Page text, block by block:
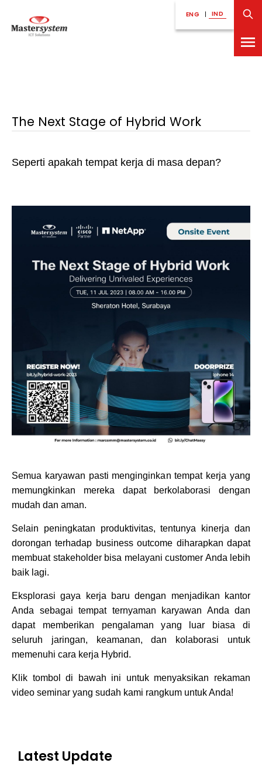
ENG | IND
The Next Stage of Hybrid Work
Seperti apakah tempat kerja di masa depan?
Semua karyawan pasti menginginkan tempat kerja yang
memungkinkan mereka dapat berkolaborasi dengan
mudah dan aman.
Selain peningkatan produktivitas, tentunya kinerja dan
dorongan terhadap business outcome diharapkan dapat
membuat stakeholder bisa melayani customer Anda lebih
baik lagi.
Eksplorasi gaya kerja baru dengan menjadikan kantor
Anda sebagai tempat ternyaman karyawan Anda dan
dapat memberikan pengalaman yang luar biasa di
seluruh jaringan, keamanan, dan kolaborasi untuk
memenuhi cara kerja Hybrid.
Klik tombol di bawah ini untuk menyaksikan rekaman
video seminar yang sudah kami rangkum untuk Anda!
Latest Update